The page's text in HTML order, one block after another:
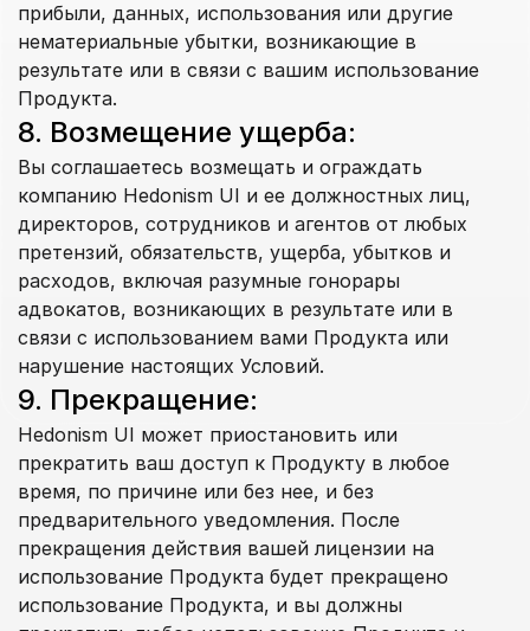
прибыли, данных, использования или другие
нематериальные убытки, возникающие в
результате или в связи с вашим использование
Продукта.
8. Возмещение ущерба:
Вы соглашаетесь возмещать и ограждать
компанию Hedonism UI и ее должностных лиц,
директоров, сотрудников и агентов от любых
претензий, обязательств, ущерба, убытков и
расходов, включая разумные гонорары
адвокатов, возникающих в результате или в
связи с использованием вами Продукта или
нарушение настоящих Условий.
9. Прекращение:
Hedonism UI может приостановить или
прекратить ваш доступ к Продукту в любое
время, по причине или без нее, и без
предварительного уведомления. После
прекращения действия вашей лицензии на
использование Продукта будет прекращено
использование Продукта, и вы должны